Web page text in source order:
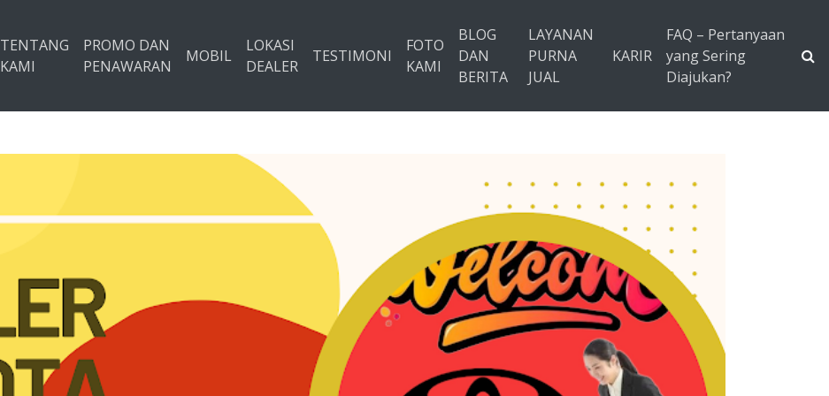
TENTANG
KAMI
PROMO DAN
PENAWARAN
MOBIL
LOKASI
DEALER
TESTIMONI
FOTO
KAMI
BLOG
DAN
BERITA
LAYANAN
PURNA
JUAL
KARIR
FAQ – Pertanyaan
yang Sering
Diajukan?